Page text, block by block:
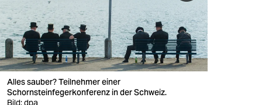
verlag
verlag
veranstaltungen
shop
Alles sauber? Teilnehmer einer
Schornsteinfegerkonferenz in der Schweiz.
Bild: dpa